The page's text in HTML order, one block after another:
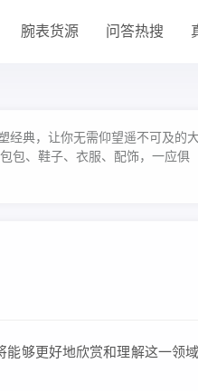
腕表货源 问答热搜
经典，让你无需仰望遥不可及的
包、鞋子、衣服、配饰，一应俱
够更好地欣赏和理解这一领域